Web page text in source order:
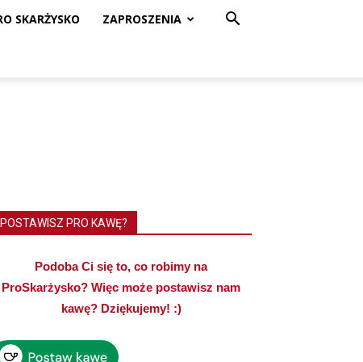
SKARŻYSKO ZAPROSZENIA
POSTAWISZ PRO KAWĘ?
Podoba Ci się to, co robimy na
ProSkarżysko? Więc może postawisz nam
kawę? Dziękujemy! :)